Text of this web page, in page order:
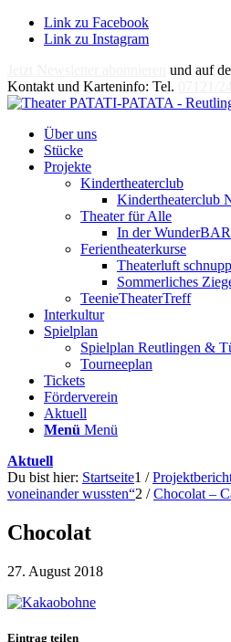
Link zu Facebook
Link zu Instagram
und auf
Kontakt und Karteninfo: Tel.
Über uns
Stücke
Projekte
Kindertheaterclub
Kindertheaterclub
Theater für Alle
In der WunderBAR
Ferientheaterkurse
Theaterluft
Sommerliches
TeenieTheaterTreff
Interkultur
Spielplan
Spielplan Reutlingen &
Tourneeplan
Tickets
Förderverein
Aktuell
Menü Menü
Aktuell
Du bist hier: Startseite1 /
voneinander wussten“2 / Chocolat –
Chocolat
27. August 2018
Eintrag teilen